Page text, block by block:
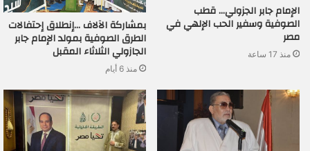
الإمام جابر الجزولي… قطب
الصوفية وسفير الحب الإلهي في
مصر
منذ 17 ساعة
بمشاركة الآلاف …إنطلاق إحتفالات
الطرق الصوفية بمولد الإمام جابر
الجازولي الثلاثاء المقبل
منذ 6 أيام